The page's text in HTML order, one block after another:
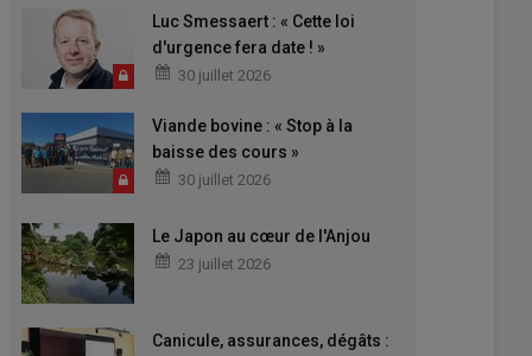
Luc Smessaert : « Cette loi
d'urgence fera date ! »
30 juillet 2026
Viande bovine : « Stop à la
baisse des cours »
30 juillet 2026
Le Japon au cœur de l'Anjou
23 juillet 2026
Canicule, assurances, dégâts :